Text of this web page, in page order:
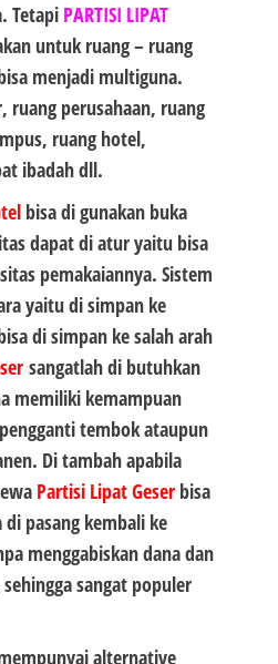
Tetapi PARTISI LIPAT
untuk ruang – ruang
menjadi multiguna.
ruang perusahaan, ruang
ruang hotel,
ibadah dll.
bisa di gunakan buka
dapat di atur yaitu bisa
pemakaiannya. Sistem
yaitu di simpan ke
di simpan ke salah arah
sangatlah di butuhkan
memiliki kemampuan
tembok ataupun
Di tambah apabila
Partisi Lipat Geserbisa
pasang kembali ke
menggabiskan dana dan
sangat populer
alternative